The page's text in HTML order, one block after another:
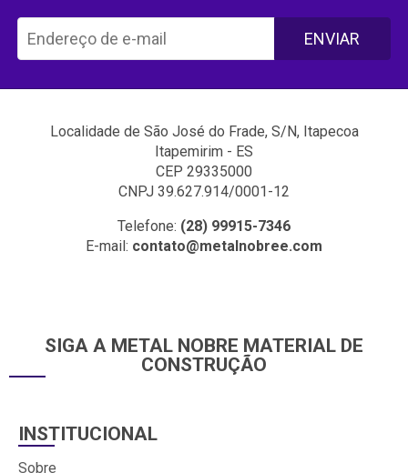
ENVIAR
Localidade de São José do Frade, S/N, Itapecoa
Itapemirim - ES
CEP 29335000
CNPJ 39.627.914/0001-12
Telefone: (28) 99915-7346
E-mail: contato@metalnobree.com
SIGA A METAL NOBRE MATERIAL DE
CONSTRUÇÃO
INSTITUCIONAL
Sobre